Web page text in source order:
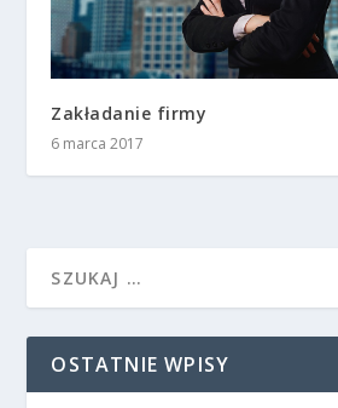
Zakładanie firmy
6 marca 2017
OSTATNIE WPISY